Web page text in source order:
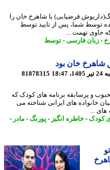
فرضیایی) با شاهرخ خان را
توسط شما، پس از تایید توسط
تهمت ...
فارسی -توسط
خان بود
81878315
پرسابقه برنامه های کودک که
های ایرانی شناخته می
...
-خاطره انگیز -پورنگ-مادر -